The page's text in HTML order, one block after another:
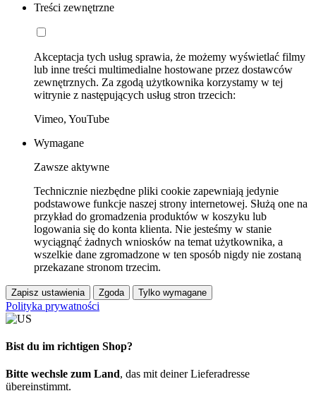
Treści zewnętrzne
Akceptacja tych usług sprawia, że możemy wyświetlać filmy
lub inne treści multimedialne hostowane przez dostawców
zewnętrznych. Za zgodą użytkownika korzystamy w tej
witrynie z następujących usług stron trzecich:
Vimeo, YouTube
Wymagane
Zawsze aktywne
Technicznie niezbędne pliki cookie zapewniają jedynie
podstawowe funkcje naszej strony internetowej. Służą one na
przykład do gromadzenia produktów w koszyku lub
logowania się do konta klienta. Nie jesteśmy w stanie
wyciągnąć żadnych wniosków na temat użytkownika, a
wszelkie dane zgromadzone w ten sposób nigdy nie zostaną
przekazane stronom trzecim.
Zapisz ustawienia Zgoda Tylko wymagane
Polityka prywatności
Bist du im richtigen Shop?
Bitte wechsle zum Land, das mit deiner Lieferadresse
übereinstimmt.